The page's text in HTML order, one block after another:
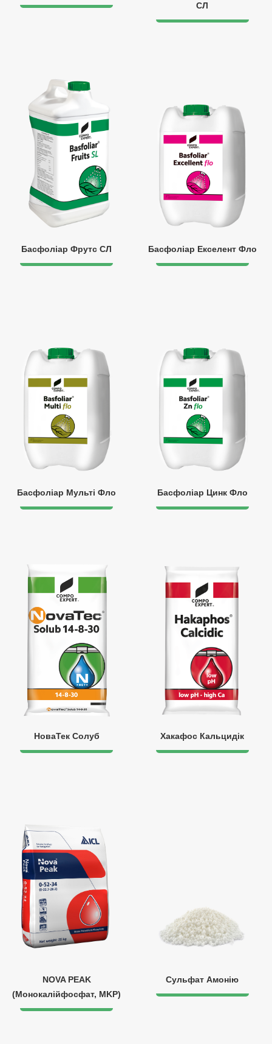
СЛ
Басфоліар Фрутс СЛ Басфоліар Екселент Фло
Басфоліар Мульті Фло Басфоліар Цинк Фло
НоваТек Солуб Хакафос Кальцидік
NOVA PEAK
(Монокалійфосфат, MKP)
Сульфат Амонію